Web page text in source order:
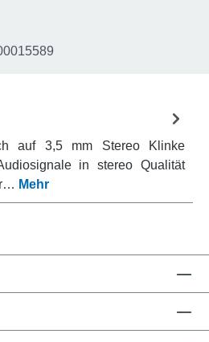
auf 3,5 mm Stereo Klinke
in stereo Qualität
Mehr